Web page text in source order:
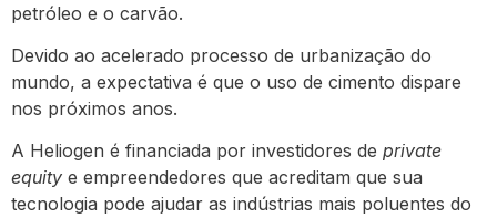
petróleo e o carvão.
Devido ao acelerado processo de urbanização do
mundo, a expectativa é que o uso de cimento dispare
nos próximos anos.
A Heliogen é financiada por investidores de private
equity e empreendedores que acreditam que sua
tecnologia pode ajudar as indústrias mais poluentes do